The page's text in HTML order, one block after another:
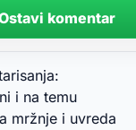
komentar
i na temu
mržnje i uvreda